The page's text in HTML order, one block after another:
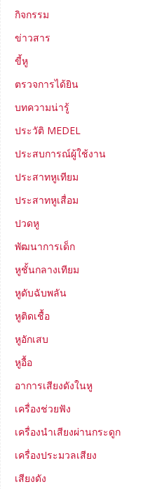
กิจกรรม
ข่าวสาร
ขี้หู
ตรวจการได้ยิน
บทความน่ารู้
ประวัติ MEDEL
ประสบการณ์ผู้ใช้งาน
ประสาทหูเทียม
ประสาทหูเสื่อม
ปวดหู
พัฒนาการเด็ก
หูชั้นกลางเทียม
หูดับฉับพลัน
หูติดเชื้อ
หูอักเสบ
หูอื้อ
อาการเสียงดังในหู
เครื่องช่วยฟัง
เครื่องนำเสียงผ่านกระดูก
เครื่องประมวลเสียง
เสียงดัง